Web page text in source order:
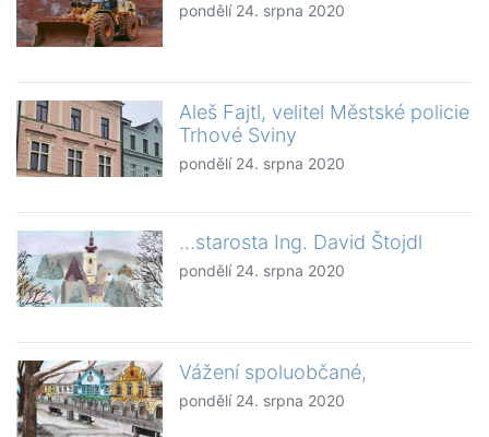
pondělí 24. srpna 2020
Aleš Fajtl, velitel Městské policie
Trhové Sviny
pondělí 24. srpna 2020
...starosta Ing. David Štojdl
pondělí 24. srpna 2020
Vážení spoluobčané,
pondělí 24. srpna 2020